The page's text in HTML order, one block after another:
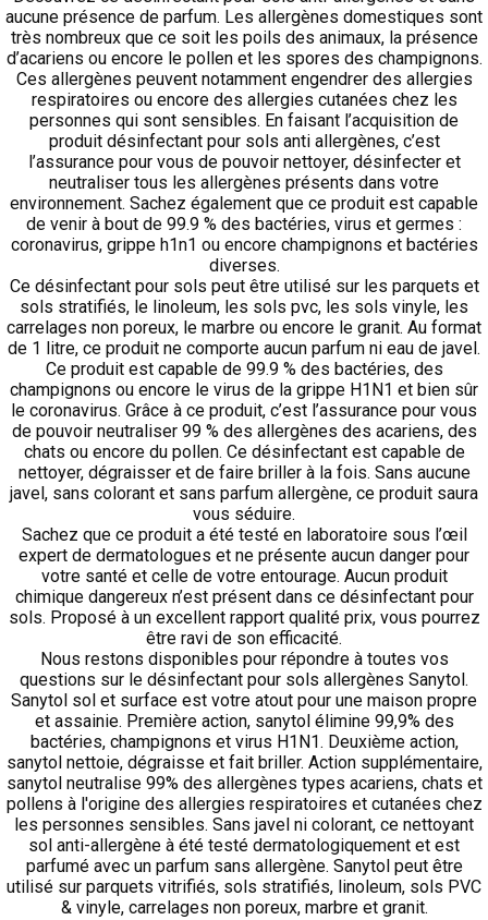
aucune présence de parfum. Les allergènes domestiques sont
très nombreux que ce soit les poils des animaux, la présence
d’acariens ou encore le pollen et les spores des champignons.
Ces allergènes peuvent notamment engendrer des allergies
respiratoires ou encore des allergies cutanées chez les
personnes qui sont sensibles. En faisant l’acquisition de
produit désinfectant pour sols anti allergènes, c’est
l’assurance pour vous de pouvoir nettoyer, désinfecter et
neutraliser tous les allergènes présents dans votre
environnement. Sachez également que ce produit est capable
de venir à bout de 99.9 % des bactéries, virus et germes :
coronavirus, grippe h1n1 ou encore champignons et bactéries
diverses.
Ce désinfectant pour sols peut être utilisé sur les parquets et
sols stratifiés, le linoleum, les sols pvc, les sols vinyle, les
carrelages non poreux, le marbre ou encore le granit. Au format
de 1 litre, ce produit ne comporte aucun parfum ni eau de javel.
Ce produit est capable de 99.9 % des bactéries, des
champignons ou encore le virus de la grippe H1N1 et bien sûr
le coronavirus. Grâce à ce produit, c’est l’assurance pour vous
de pouvoir neutraliser 99 % des allergènes des acariens, des
chats ou encore du pollen. Ce désinfectant est capable de
nettoyer, dégraisser et de faire briller à la fois. Sans aucune
javel, sans colorant et sans parfum allergène, ce produit saura
vous séduire.
Sachez que ce produit a été testé en laboratoire sous l’œil
expert de dermatologues et ne présente aucun danger pour
votre santé et celle de votre entourage. Aucun produit
chimique dangereux n’est présent dans ce désinfectant pour
sols. Proposé à un excellent rapport qualité prix, vous pourrez
être ravi de son efficacité.
Nous restons disponibles pour répondre à toutes vos
questions sur le désinfectant pour sols allergènes Sanytol.
Sanytol sol et surface est votre atout pour une maison propre
et assainie. Première action, sanytol élimine 99,9% des
bactéries, champignons et virus H1N1. Deuxième action,
sanytol nettoie, dégraisse et fait briller. Action supplémentaire,
sanytol neutralise 99% des allergènes types acariens, chats et
pollens à l'origine des allergies respiratoires et cutanées chez
les personnes sensibles. Sans javel ni colorant, ce nettoyant
sol anti-allergène à été testé dermatologiquement et est
parfumé avec un parfum sans allergène. Sanytol peut être
utilisé sur parquets vitrifiés, sols stratifiés, linoleum, sols PVC
& vinyle, carrelages non poreux, marbre et granit.